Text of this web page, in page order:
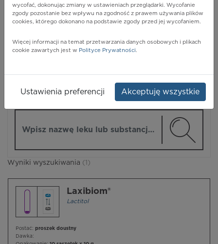
Pharmindex
Wyniki wyszukiwania (1)
Laxibiom®
Lactitol
Postać: proszek doustny
Dawka:
wycofać, dokonując zmiany w ustawieniach przeglądarki. Wycofanie
zgody pozostanie bez wpływu na zgodność z prawem używania plików
cookies, którego dokonano na podstawie zgody przed jej wycofaniem.
Więcej informacji na temat przetwarzania danych osobowych i plikach
cookie zawartych jest w Polityce Prywatności.
Ustawienia preferencji Akceptuję wszystkie